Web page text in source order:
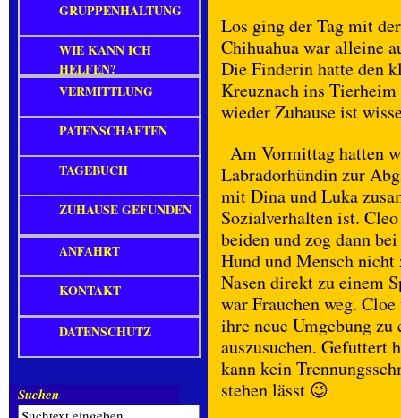
Los ging der Tag mit
Chihuahua war alleine
Die Finderin hatte den
Kreuznach ins
wieder Zuhause ist
Am Vormittag hatten
Labradorhündin zur
mit Dina und Luka
Sozialverhalten ist.
beiden und zog dann
Hund und Mensch nicht
Nasen direkt zu einem
war Frauchen weg.
ihre neue Umgebung
auszusuchen. Gefuttert
kann kein
stehen lässt 😉
GRUPPENHALTUNG
WIE KANN ICH
HELFEN?
VERMITTLUNG
PATENSCHAFTEN
TAGEBUCH
ZUHAUSE GEFUNDEN
ANFAHRT
KONTAKT
DATENSCHUTZ
Suchen